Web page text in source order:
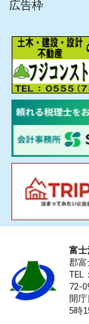
広告枠
富
郡富
TEL
72-
開
5時